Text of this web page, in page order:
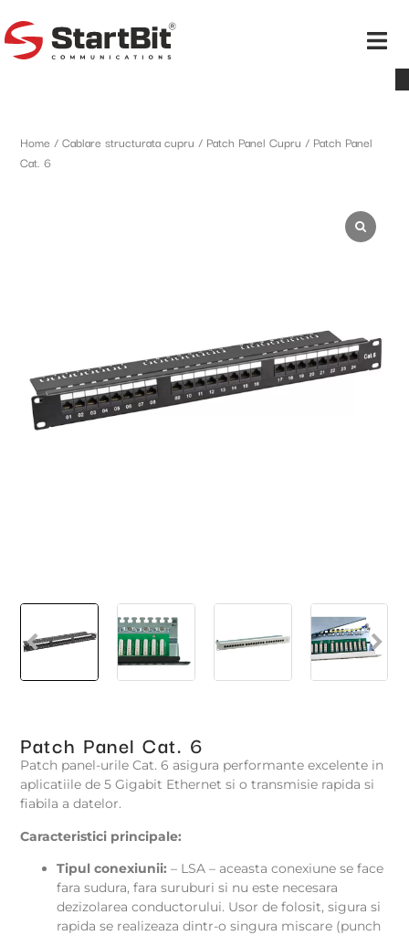
Home /Cablare structurata cupru / Patch Panel Cupru / Patch Panel
Cat. 6
Patch Panel Cat. 6
Patch panel-urile Cat. 6 asigura performante excelente in
aplicatiile de 5 Gigabit Ethernet si o transmisie rapida si
fiabila a datelor.
Caracteristici principale:
Tipul conexiunii: – LSA – aceasta conexiune se face
fara sudura, fara suruburi si nu este necesara
dezizolarea conductorului. Usor de folosit, sigura si
rapida se realizeaza dintr-o singura miscare (punch